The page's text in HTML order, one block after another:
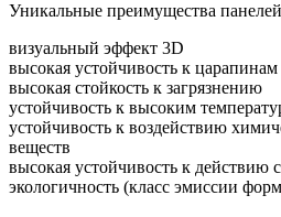
Уникальные преимущества
визуальный эффект 3D
высокая устойчивость к
высокая стойкость к загрязнению
устойчивость к высоким
устойчивость к воздействию
веществ
высокая устойчивость к действию
экологичность (класс эмиссии